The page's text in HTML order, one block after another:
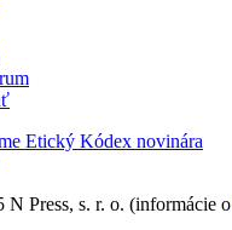
Etický Kódex novinára
Press, s. r. o. (informácie o